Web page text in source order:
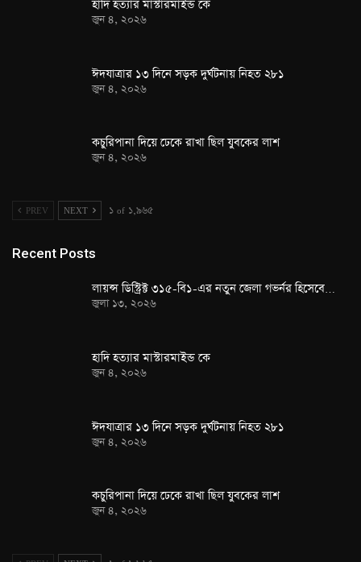
হাদি হত্যার মাস্টারমাইন্ড কে
জুন ৪, ২০২৬
ঈদযাত্রার ১৩ দিনে সড়ক দুর্ঘটনায় নিহত ২৮১
জুন ৪, ২০২৬
কচুরিপানা দিয়ে ঢেকে রাখা ছিল যুবকের লাশ
জুন ৪, ২০২৬
PREV NEXT ১ of ১,৯৬৫
Recent Posts
লায়ন্স ডিস্ট্রিক্ট ৩১৫-বি১-এর নতুন জেলা গভর্নর হিসেবে…
জুলা ১৩, ২০২৬
হাদি হত্যার মাস্টারমাইন্ড কে
জুন ৪, ২০২৬
ঈদযাত্রার ১৩ দিনে সড়ক দুর্ঘটনায় নিহত ২৮১
জুন ৪, ২০২৬
কচুরিপানা দিয়ে ঢেকে রাখা ছিল যুবকের লাশ
জুন ৪, ২০২৬